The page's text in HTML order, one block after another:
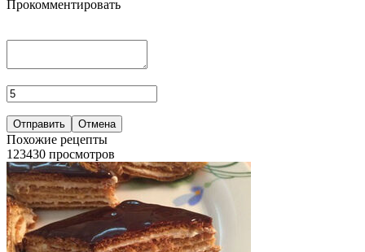
Прокомментировать
Отправить Отмена
Похожие рецепты
123430 просмотров